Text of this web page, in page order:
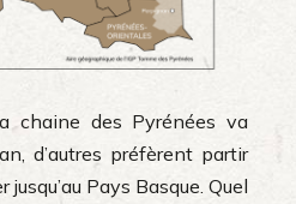
chaine des Pyrénées va
d’autres préfèrent partir
Pays Basque. Quel